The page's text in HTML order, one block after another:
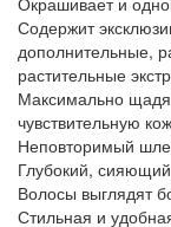
Содержит
дополнительные,
растительные
Максимально
чувствительную
Неповторимый
Глубокий,
Волосы выглядят
Стильная и